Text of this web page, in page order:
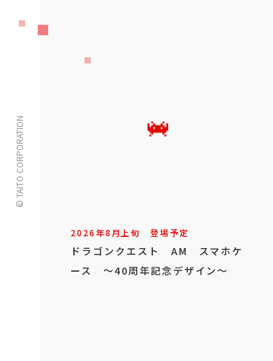
© TAITO CORPORATION
2026年8月上旬 登場予定
ドラゴンクエスト AM スマホケ
ース ～40周年記念デザイン～